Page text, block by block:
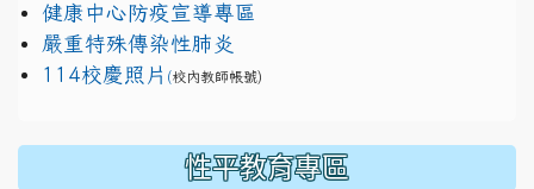
健康中心防疫宣導專區
嚴重特殊傳染性肺炎
114校慶照片 (校內教師帳號)
性平教育專區